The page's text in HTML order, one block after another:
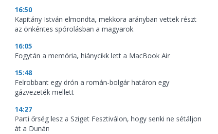
16:50
Kapitány István elmondta, mekkora arányban vettek részt
az önkéntes spórolásban a magyarok
16:05
Fogytán a memória, hiánycikk lett a MacBook Air
15:48
Felrobbant egy drón a román-bolgár határon egy
gázvezeték mellett
14:27
Parti őrség lesz a Sziget Fesztiválon, hogy senki ne sétáljon
át a Dunán